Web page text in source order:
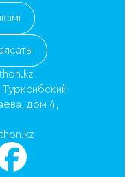
Турксибский
дом 4,